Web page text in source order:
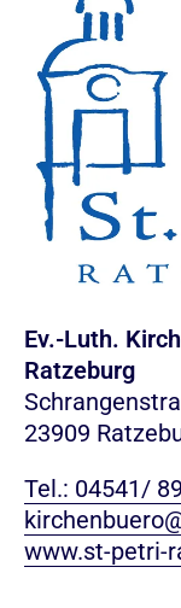
Ev.-Luth.
Ratzeburg
23909
Tel.: 04541/
www.st-petri-